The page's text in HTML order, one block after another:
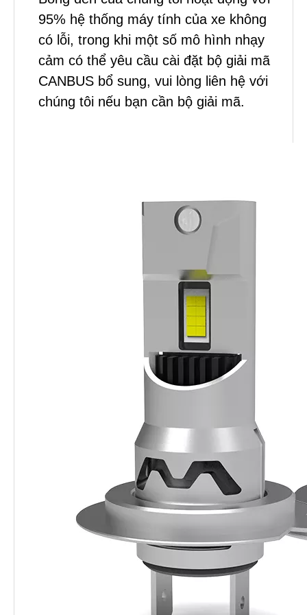
95% hệ thống máy tính của xe không
có lỗi, trong khi một số mô hình nhạy
cảm có thể yêu cầu cài đặt bộ giải mã
CANBUS bổ sung, vui lòng liên hệ với
chúng tôi nếu bạn cần bộ giải mã.